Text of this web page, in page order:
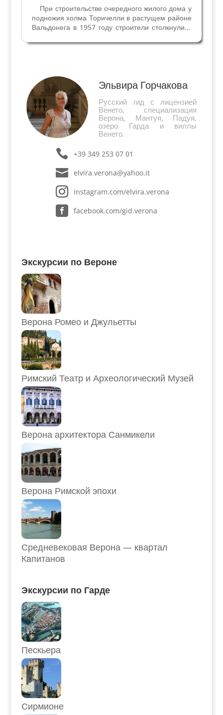
При строительстве очередного жилого дома у
подножия холма Торичелли в растущем районе
Вальдонега в 1957 году строители столкнулись
статуй, колонн и каменной кладкой.
Эльвира Горчакова
Русский гид с лицензией
Венето, специализация
Верона, Мантуя, Падуя,
озеро Гарда и виллы
Венето.
+39 349 253 07 01
elvira.verona@yahoo.it
instagram.com/elvira.verona
facebook.com/gid.verona
Экскурсии по Вероне
Верона Ромео и Джульетты
Римский Театр и Археологический Музей
Верона архитектора Санмикели
Верона Римской эпохи
Средневековая Верона — квартал
Капитанов
Экскурсии по Гарде
Пескьера
Сирмионе